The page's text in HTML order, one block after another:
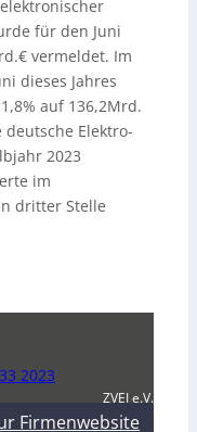
für den Juni
vermeldet. Im
dieses Jahres
auf 136,2Mrd.
Elektro-
2023
im
dritter Stelle
2023
ZVEI e.V.
Firmenwebsite